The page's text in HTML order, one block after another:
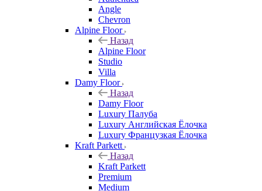
Angle
Chevron
Alpine Floor
Назад
Alpine Floor
Studio
Villa
Damy Floor
Назад
Damy Floor
Luxury Палуба
Luxury Английская Ёлочка
Luxury Французкая Ёлочка
Kraft Parkett
Назад
Kraft Parkett
Premium
Medium